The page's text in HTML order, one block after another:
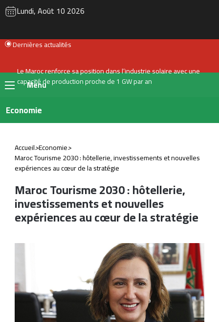
Lundi, Août 10 2026
Dernières actualités
Menu
Economie
Accueil>Economie>
Maroc Tourisme 2030 : hôtellerie, investissements et nouvelles
expériences au cœur de la stratégie
Maroc Tourisme 2030 : hôtellerie,
investissements et nouvelles
expériences au cœur de la stratégie